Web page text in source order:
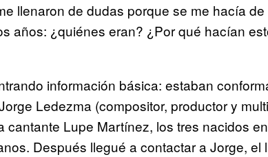
llenaron de dudas porque se me hacía
años: ¿quiénes eran? ¿Por qué hacían
información básica: estaban
Ledezma (compositor, productor y
cantante Lupe Martínez, los tres nacidos
Después llegué a contactar a Jorge, el